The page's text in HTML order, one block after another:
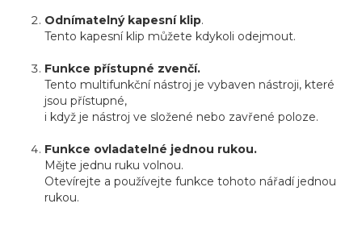
Odnímatelný kapesní klip.
Tento kapesní klip můžete kdykoli odejmout.
Funkce přístupné zvenčí.
Tento multifunkční nástroj je vybaven nástroji, které
jsou přístupné,
i když je nástroj ve složené nebo zavřené poloze.
Funkce ovladatelné jednou rukou.
Mějte jednu ruku volnou.
Otevírejte a používejte funkce tohoto nářadí jednou
rukou.